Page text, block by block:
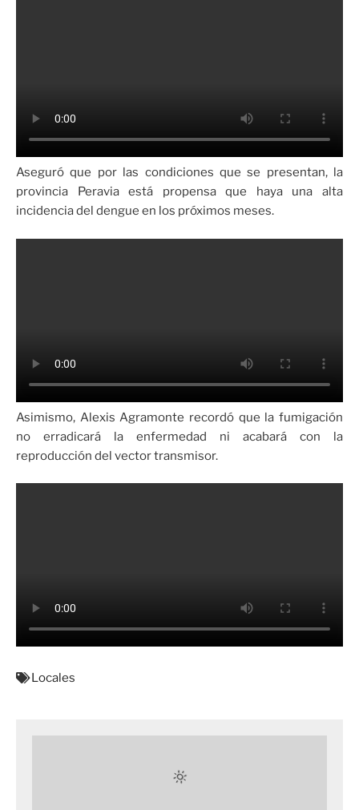
Aseguró que por las condiciones que se presentan, la
provincia Peravia está propensa que haya una alta
incidencia del dengue en los próximos meses.
Asimismo, Alexis Agramonte recordó que la fumigación
no erradicará la enfermedad ni acabará con la
reproducción del vector transmisor.
Locales